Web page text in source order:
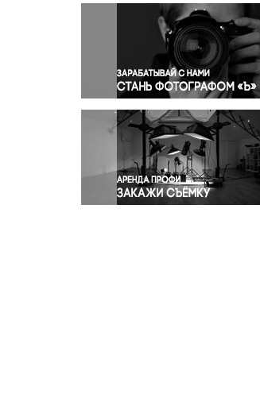
Окружающая среда
Политика
Правосудие
Происшествия и конфликты
Религия
Светская жизнь
Спорт
Экология
Экономика и бизнес